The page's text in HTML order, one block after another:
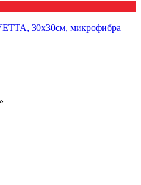
30х30см, микрофибра